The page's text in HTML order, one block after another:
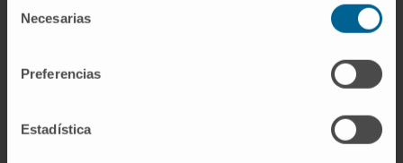
Necesarias
Preferencias
Estadística
clínicos del ámbito de la hematología y
Nacionales e Internacionales de Pediatría,
Autora de 29 comunicaciones en Congresos